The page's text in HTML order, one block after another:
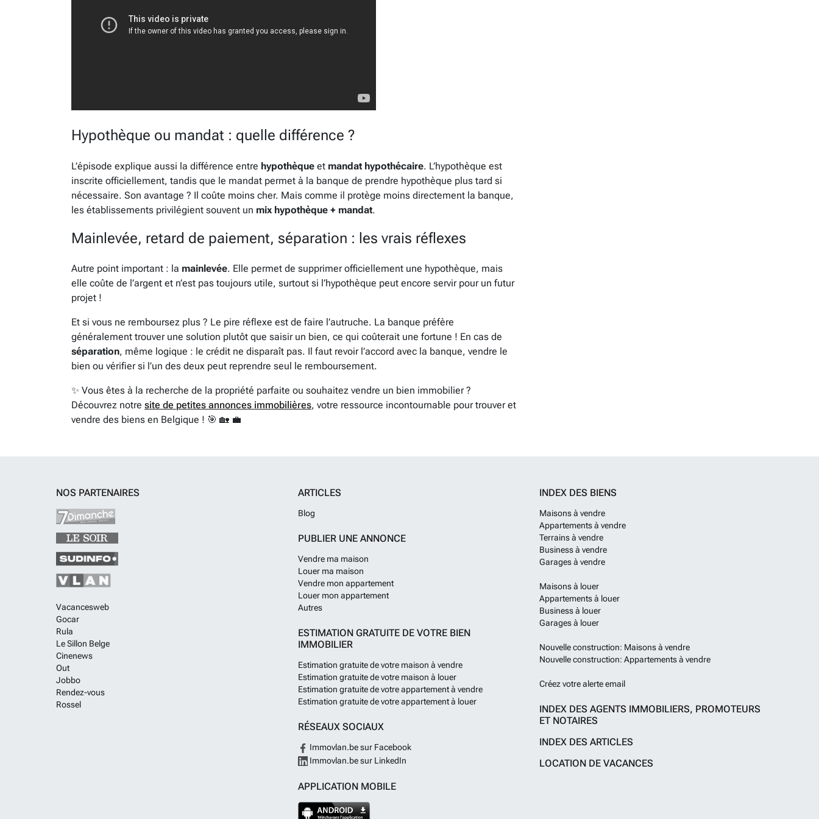
Hypothèque ou mandat : quelle différence ?
L’épisode explique aussi la différence entre hypothèque et mandat hypothécaire. L’hypothèque est
inscrite officiellement, tandis que le mandat permet à la banque de prendre hypothèque plus tard si
nécessaire. Son avantage ? Il coûte moins cher. Mais comme il protège moins directement la banque,
les établissements privilégient souvent un mix hypothèque + mandat.
Mainlevée, retard de paiement, séparation : les vrais réflexes
Autre point important : la mainlevée. Elle permet de supprimer officiellement une hypothèque, mais
elle coûte de l’argent et n’est pas toujours utile, surtout si l’hypothèque peut encore servir pour un futur
projet !
Et si vous ne remboursez plus ? Le pire réflexe est de faire l’autruche. La banque préfère
généralement trouver une solution plutôt que saisir un bien, ce qui coûterait une fortune ! En cas de
séparation, même logique : le crédit ne disparaît pas. Il faut revoir l’accord avec la banque, vendre le
bien ou vérifier si l’un des deux peut reprendre seul le remboursement.
✨ Vous êtes à la recherche de la propriété parfaite ou souhaitez vendre un bien immobilier ?
Découvrez notre site de petites annonces immobilières, votre ressource incontournable pour trouver et
vendre des biens en Belgique ! 🎯 🏡 💼
NOS PARTENAIRES
Vacancesweb
Gocar
Rula
Le Sillon Belge
Cinenews
Out
Jobbo
Rendez-vous
Rossel
ARTICLES
Blog
PUBLIER UNE ANNONCE
Vendre ma maison
Louer ma maison
Vendre mon appartement
Louer mon appartement
Autres
ESTIMATION GRATUITE DE VOTRE BIEN
IMMOBILIER
Estimation gratuite de votre maison à vendre
Estimation gratuite de votre maison à louer
Estimation gratuite de votre appartement à vendre
Estimation gratuite de votre appartement à louer
RÉSEAUX SOCIAUX
Immovlan.be sur Facebook
Immovlan.be sur LinkedIn
APPLICATION MOBILE
INDEX DES BIENS
Maisons à vendre
Appartements à vendre
Terrains à vendre
Business à vendre
Garages à vendre
Maisons à louer
Appartements à louer
Business à louer
Garages à louer
Nouvelle construction: Maisons à vendre
Nouvelle construction: Appartements à vendre
Créez votre alerte email
INDEX DES AGENTS IMMOBILIERS, PROMOTEURS
ET NOTAIRES
INDEX DES ARTICLES
LOCATION DE VACANCES